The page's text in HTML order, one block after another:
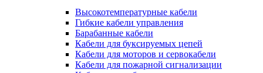
Высокотемпературные кабели
Гибкие кабели управления
Барабанные кабели
Кабели для буксируемых цепей
Кабели для моторов и сервокабели
Кабели для пожарной сигнализации